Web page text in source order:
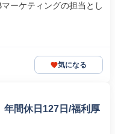
ーケティングの担当とし
気になる
年間休日127日/福利厚